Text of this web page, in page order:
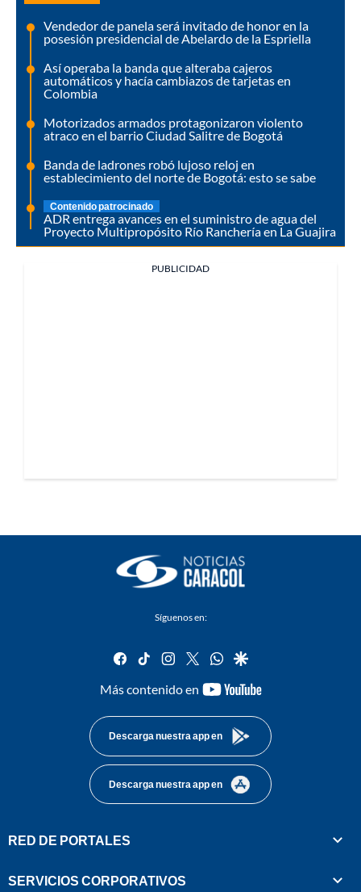
Vendedor de panela será invitado de honor en la
posesión presidencial de Abelardo de la Espriella
Así operaba la banda que alteraba cajeros
automáticos y hacía cambiazos de tarjetas en
Colombia
Motorizados armados protagonizaron violento
atraco en el barrio Ciudad Salitre de Bogotá
Banda de ladrones robó lujoso reloj en
establecimiento del norte de Bogotá: esto se sabe
Contenido patrocinado
ADR entrega avances en el suministro de agua del
Proyecto Multipropósito Río Ranchería en La Guajira
PUBLICIDAD
Síguenos en:
facebook
tiktok instagram
twitterwhatsapp
google
Más contenido en
youtube-
Descarga nuestra app en
Descarga nuestra app en
RED DE PORTALES
SERVICIOS CORPORATIVOS